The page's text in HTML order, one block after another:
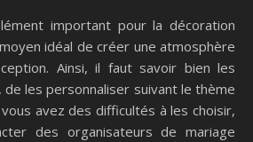
important pour la décoration
moyen idéal de créer une atmosphère
Ainsi, il faut savoir bien les
les personnaliser suivant le thème
avez des difficultés à les choisir,
des organisateurs de mariage